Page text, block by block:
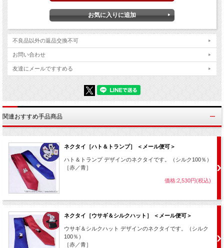
す。予めご了承願います。
不良品以外の返品交換不可
お問い合わせ
友達にメールですすめる
関連おすすめ手品商品
ネクタイ［ハト＆トランプ］ ＜メール便可＞
ハト＆トランプ デザインのネクタイです。（シルク100％）
［赤／青］
価格:2,530円(税込)
ネクタイ［ウサギ＆シルクハット］ ＜メール便可＞
ウサギ＆シルクハット デザインのネクタイです。（シルク
100％）
［赤／青］